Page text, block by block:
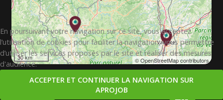
30 km © OpenStreetMap contributors
En poursuivant votre navigation sur ce site, vous acceptez
l’utilisation de cookies pour faciliter la navigation, vous permettre
d’utiliser les services proposés par le site et réaliser des mesures
d'audience.
ACCEPTER ET CONTINUER LA NAVIGATION SUR
APROJOB